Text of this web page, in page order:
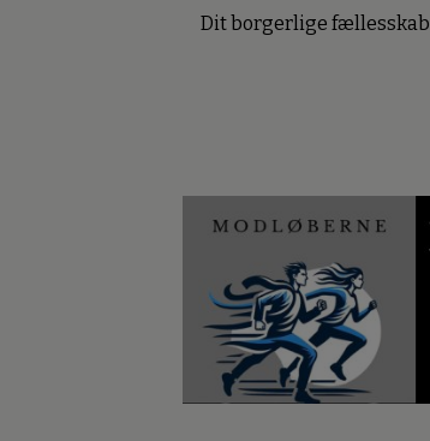
Dit borgerlige fællesskab